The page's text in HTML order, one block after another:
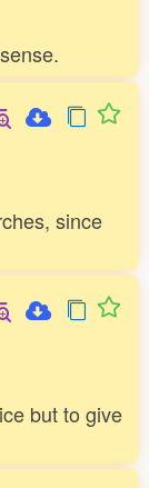
since
but to give